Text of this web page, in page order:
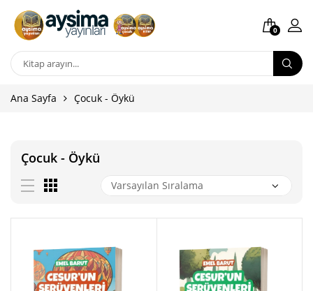
0
Ana Sayfa Çocuk - Öykü
Çocuk - Öykü